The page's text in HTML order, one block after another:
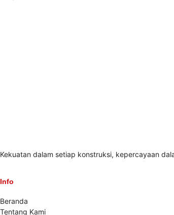
Kekuatan dalam setiap konstruksi, kepercayaan
Info
Beranda
Tentang Kami